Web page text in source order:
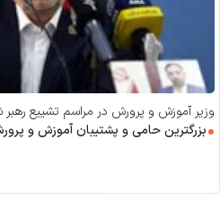
وزیر آموزش و پرورش در مراسم تشییع رهبر
بزرگترین حامی و پشتیبان آموزش و